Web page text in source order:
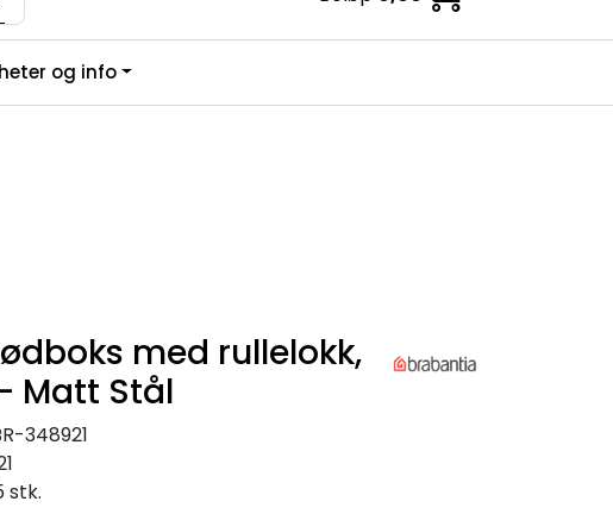
og info
med rullelokk,
Matt Stål
348921
stk.